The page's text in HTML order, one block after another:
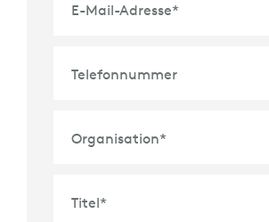
E-Mail-Adresse*
Telefonnummer
Organisation*
Titel*